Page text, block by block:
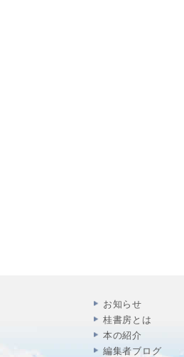
お知らせ
桂書房とは
本の紹介
編集者ブログ